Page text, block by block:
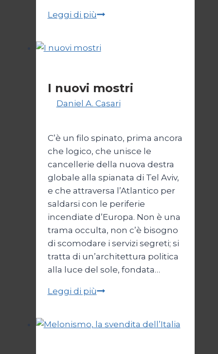
Leggi di piùPer
di
robusta
Costituzione
I nuovi mostri
Daniel A. Casari
C’è un filo spinato, prima ancora
che logico, che unisce le
cancellerie della nuova destra
globale alla spianata di Tel Aviv,
e che attraversa l’Atlantico per
saldarsi con le periferie
incendiate d’Europa. Non è una
trama occulta, non c’è bisogno
di scomodare i servizi segreti; si
tratta di un’architettura politica
alla luce del sole, fondata…
Leggi di piùI